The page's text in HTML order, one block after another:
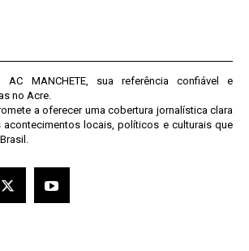
AC MANCHETE, sua referência confiável e
no Acre.
a oferecer uma cobertura jornalística clara
locais, políticos e culturais que